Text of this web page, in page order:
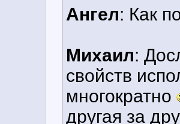
Ангел: Как
Михаил:
свойств
многократно
другая за